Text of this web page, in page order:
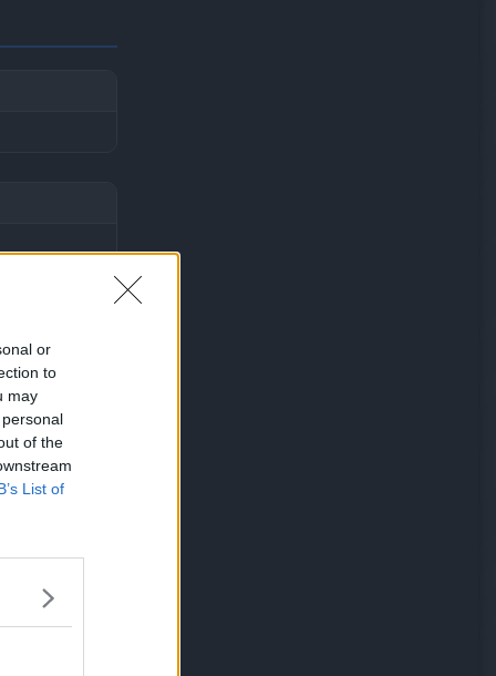
or
to
may
of the
List of